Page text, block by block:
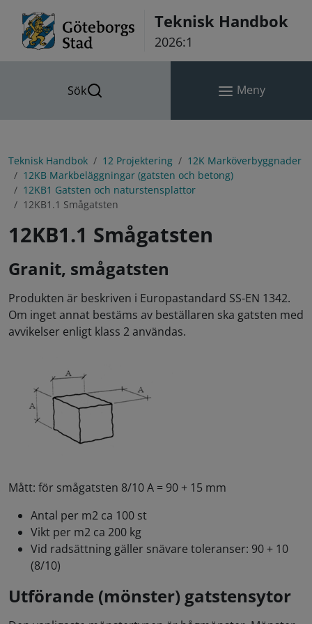
Teknisk Handbok
2026:1
Sök Meny
Teknisk Handbok 12 Projektering
12K Marköverbyggnader
12KB Markbeläggningar (gatsten och betong)
12KB1 Gatsten och naturstensplattor
12KB1.1 Smågatsten
12KB1.1 Smågatsten
Granit, smågatsten
Produkten är beskriven i Europastandard SS-EN 1342.
Om inget annat bestäms av beställaren ska gatsten med
avvikelser enligt klass 2 användas.
Mått: för smågatsten 8/10 A = 90 + 15 mm
Antal per m2 ca 100 st
Vikt per m2 ca 200 kg
Vid radsättning gäller snävare toleranser: 90 + 10
(8/10)
Utförande (mönster) gatstensytor